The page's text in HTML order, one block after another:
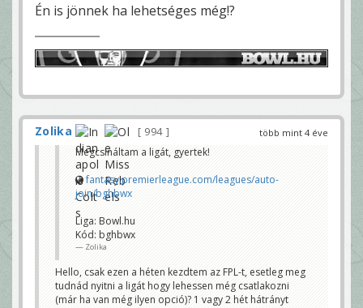
Én is jönnek ha lehetséges még!?
több mint 4 éve
Zolika
994
Megcsináltam a ligát, gyertek!
fantasy.premierleague.com/leagues/auto-
join/bghbwx
Liga: Bowl.hu
Kód: bghbwx
Zolika
Hello, csak ezen a héten kezdtem az FPL-t, esetleg meg
tudnád nyitni a ligát hogy lehessen még csatlakozni
(már ha van még ilyen opció)? 1 vagy 2 hét hátrányt